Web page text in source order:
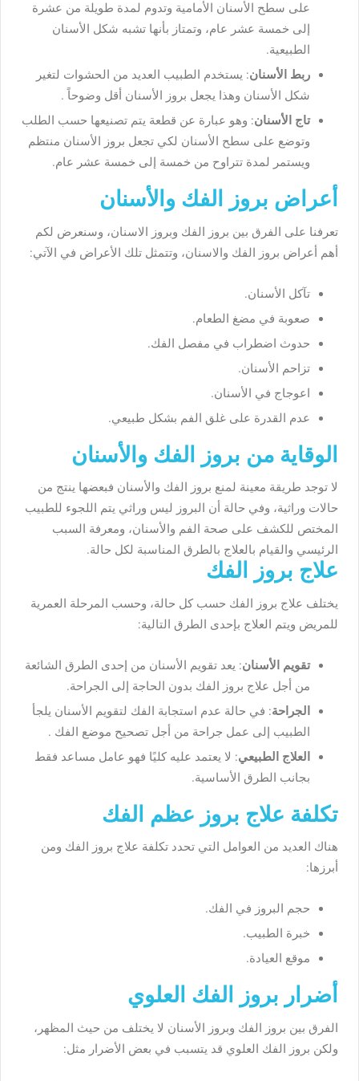
على سطح الأسنان الأمامية وتدوم لمدة طويلة من عشرة
إلى خمسة عشر عام، وتمتاز بأنها تشبه شكل الأسنان
الطبيعية.
ربط الأسنان: يستخدم الطبيب العديد من الحشوات لتغير
شكل الأسنان وهذا يجعل بروز الأسنان أقل وضوحاً .
تاج الأسنان: وهو عبارة عن قطعة يتم تصنيعها حسب الطلب
وتوضع على سطح الأسنان لكي تجعل بروز الأسنان منتظم
ويستمر لمدة تتراوح من خمسة إلى خمسة عشر عام.
أعراض بروز الفك والأسنان
تعرفنا على الفرق بين بروز الفك وبروز الاسنان، وسنعرض لكم
أهم أعراض بروز الفك والاسنان، وتتمثل تلك الأعراض في الآتي:
تآكل الأسنان.
صعوبة في مضغ الطعام.
حدوث اضطراب في مفصل الفك.
تزاحم الأسنان.
اعوجاج في الأسنان.
عدم القدرة على غلق الفم بشكل طبيعي.
الوقاية من بروز الفك والأسنان
لا توجد طريقة معينة لمنع بروز الفك والأسنان فبعضها ينتج من
حالات وراثية، وفي حالة أن البروز ليس وراثي يتم اللجوء للطبيب
المختص للكشف على صحة الفم والأسنان، ومعرفة السبب
الرئيسي والقيام بالعلاج بالطرق المناسبة لكل حالة.
علاج بروز الفك
يختلف علاج بروز الفك حسب كل حالة، وحسب المرحلة العمرية
للمريض ويتم العلاج بإحدى الطرق التالية:
تقويم الأسنان: يعد تقويم الأسنان من إحدى الطرق الشائعة
من أجل علاج بروز الفك بدون الحاجة إلى الجراحة.
الجراحة: في حالة عدم استجابة الفك لتقويم الأسنان يلجأ
الطبيب إلى عمل جراحة من أجل تصحيح موضع الفك .
العلاج الطبيعي: لا يعتمد عليه كليًا فهو عامل مساعد فقط
بجانب الطرق الأساسية.
تكلفة علاج بروز عظم الفك
هناك العديد من العوامل التي تحدد تكلفة علاج بروز الفك ومن
أبرزها:
حجم البروز في الفك.
خبرة الطبيب.
موقع العيادة.
أضرار بروز الفك العلوي
الفرق بين بروز الفك وبروز الأسنان لا يختلف من حيث المظهر،
ولكن بروز الفك العلوي قد يتسبب في بعض الأضرار مثل: